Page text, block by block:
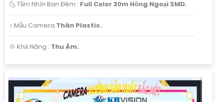
🌜 Tầm Nhìn Ban Đêm : Full Color 30m Hồng Ngoại SMD.
↕️ Mẫu Camera Thân Plastic.
️💠 Khả Năng : Thu Âm.